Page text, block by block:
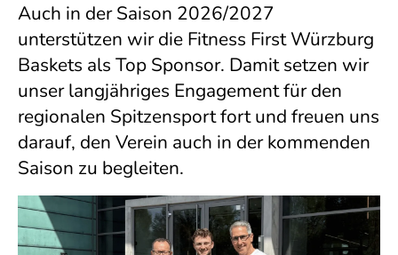
Auch in der Saison 2026/2027
unterstützen wir die Fitness First Würzburg
Baskets als Top Sponsor. Damit setzen wir
unser langjähriges Engagement für den
regionalen Spitzensport fort und freuen uns
darauf, den Verein auch in der kommenden
Saison zu begleiten.